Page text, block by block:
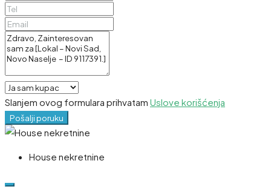
Slanjem ovog formulara prihvatam Uslove korišćenja
Pošalji poruku
House nekretnine